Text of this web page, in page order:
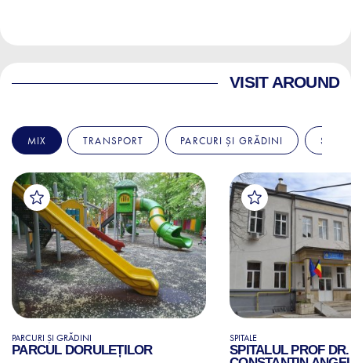
VISIT AROUND
MIX TRANSPORT PARCURI ȘI GRĂDINI
PARCURI ȘI GRĂDINI
PARCUL DORULEȚILOR
SPITALE
SPITALUL PROF DR.